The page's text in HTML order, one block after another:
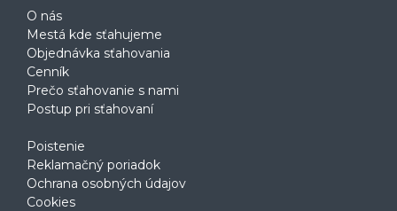
O nás
Mestá kde sťahujeme
Objednávka sťahovania
Cenník
Prečo sťahovanie s nami
Postup pri sťahovaní
Poistenie
Reklamačný poriadok
Ochrana osobných údajov
Cookies